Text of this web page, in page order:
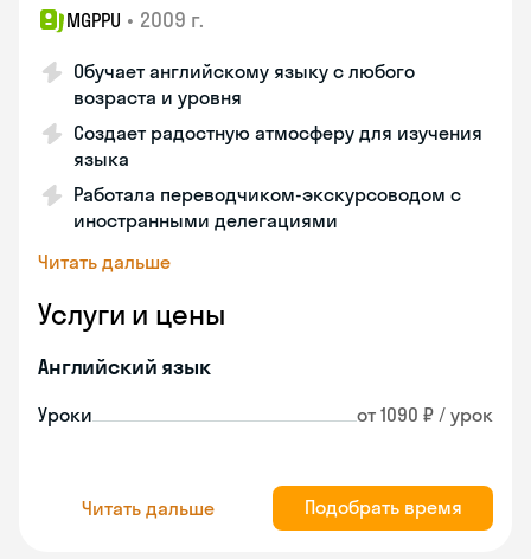
MGPPU • 2009 г.
Обучает английскому языку с любого
возраста и уровня
Создает радостную атмосферу для изучения
языка
Работала переводчиком-экскурсоводом с
иностранными делегациями
Читать дальше
Услуги и цены
Английский язык
Уроки от 1090 ₽ / урок
Читать дальше Подобрать время